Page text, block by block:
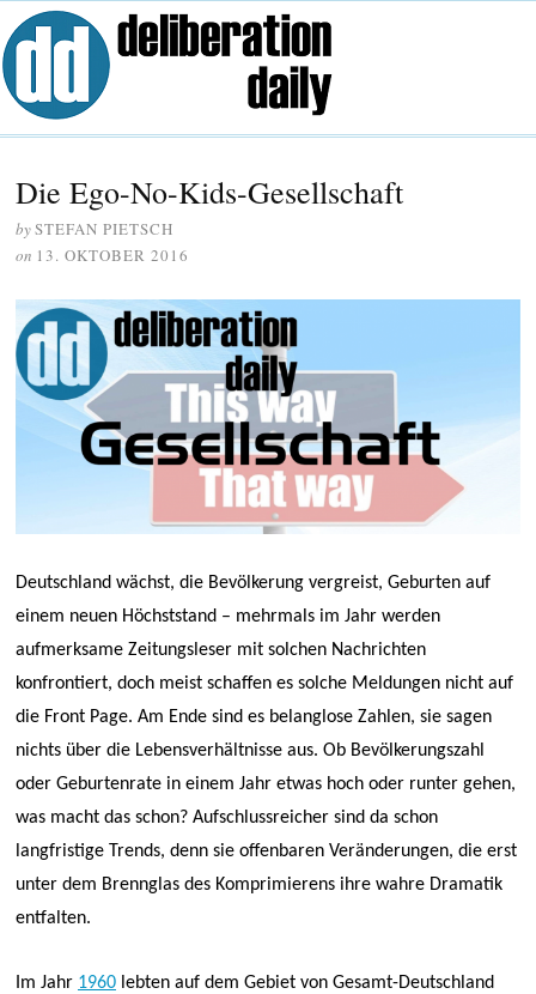
Die Ego-No-Kids-Gesellschaft
bySTEFAN PIETSCH
on 13. OKTOBER 2016
Deutschland wächst, die Bevölkerung vergreist, Geburten auf
einem neuen Höchststand – mehrmals im Jahr werden
aufmerksame Zeitungsleser mit solchen Nachrichten
konfrontiert, doch meist schaffen es solche Meldungen nicht auf
die Front Page. Am Ende sind es belanglose Zahlen, sie sagen
nichts über die Lebensverhältnisse aus. Ob Bevölkerungszahl
oder Geburtenrate in einem Jahr etwas hoch oder runter gehen,
was macht das schon? Aufschlussreicher sind da schon
langfristige Trends, denn sie offenbaren Veränderungen, die erst
unter dem Brennglas des Komprimierens ihre wahre Dramatik
entfalten.
Im Jahr 1960 lebten auf dem Gebiet von Gesamt-Deutschland